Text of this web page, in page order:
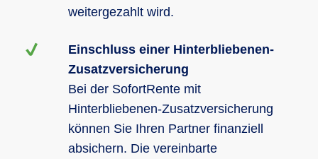
weitergezahlt wird.
Einschluss einer Hinterbliebenen-
Zusatzversicherung
Bei der SofortRente mit
Hinterbliebenen-Zusatzversicherung
können Sie Ihren Partner finanziell
absichern. Die vereinbarte